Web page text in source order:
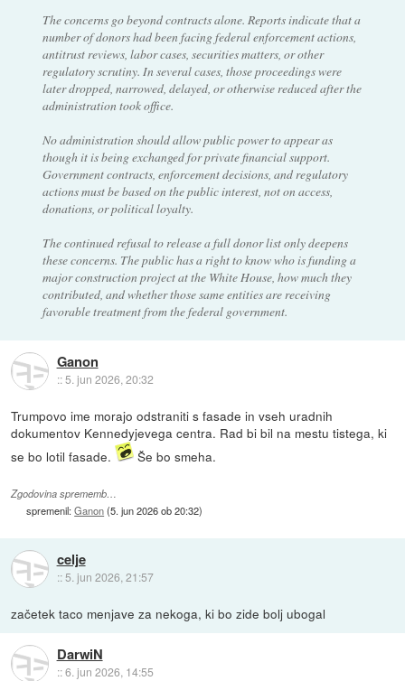
The concerns go beyond contracts alone. Reports indicate that a
number of donors had been facing federal enforcement actions,
antitrust reviews, labor cases, securities matters, or other
regulatory scrutiny. In several cases, those proceedings were
later dropped, narrowed, delayed, or otherwise reduced after the
administration took office.
No administration should allow public power to appear as
though it is being exchanged for private financial support.
Government contracts, enforcement decisions, and regulatory
actions must be based on the public interest, not on access,
donations, or political loyalty.
The continued refusal to release a full donor list only deepens
these concerns. The public has a right to know who is funding a
major construction project at the White House, how much they
contributed, and whether those same entities are receiving
favorable treatment from the federal government.
Ganon
::5. jun 2026, 20:32
Trumpovo ime morajo odstraniti s fasade in vseh uradnih
dokumentov Kennedyjevega centra. Rad bi bil na mestu tistega, ki
se bo lotil fasade.
Še bo smeha.
Zgodovina sprememb…
spremenil:Ganon(5. jun 2026 ob 20:32)
celje
:: 5. jun 2026, 21:57
začetek taco menjave za nekoga, ki bo zide bolj ubogal
DarwiN
::6. jun 2026, 14:55